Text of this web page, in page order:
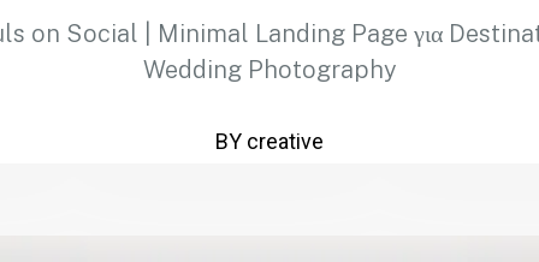
on Social | Minimal Landing Page για
Wedding Photography
BY creative